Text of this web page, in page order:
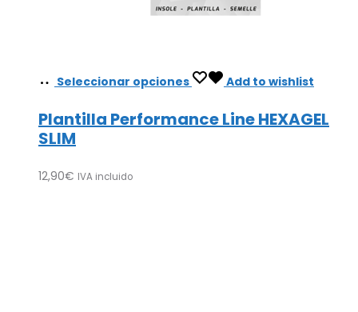
Seleccionar opciones Add to wishlist
Plantilla Performance Line HEXAGEL
SLIM
12,90€ IVA incluido